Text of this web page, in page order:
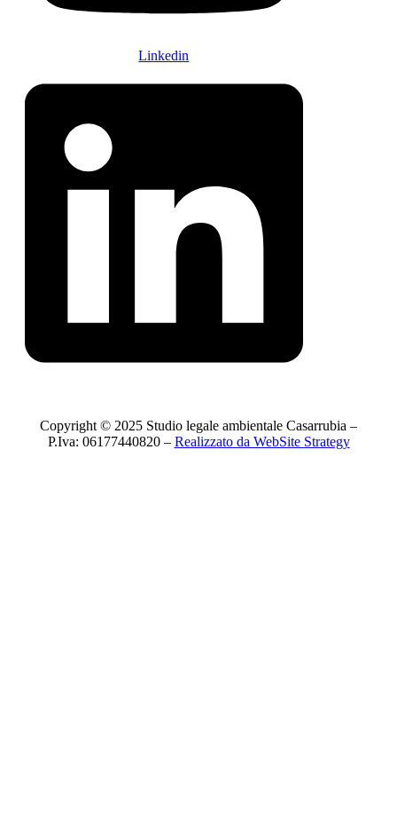
Linkedin
Copyright © 2025 Studio legale ambientale Casarrubia –
P.Iva: 06177440820 – Realizzato da WebSite Strategy